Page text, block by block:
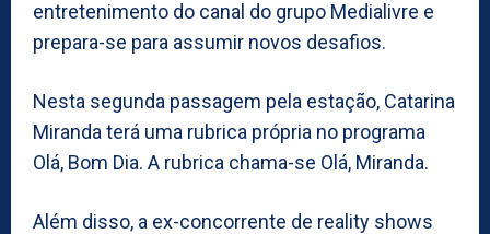
entretenimento do canal do grupo Medialivre e
prepara-se para assumir novos desafios.
Nesta segunda passagem pela estação, Catarina
Miranda terá uma rubrica própria no programa
Olá, Bom Dia. A rubrica chama-se Olá, Miranda.
Além disso, a ex-concorrente de reality shows